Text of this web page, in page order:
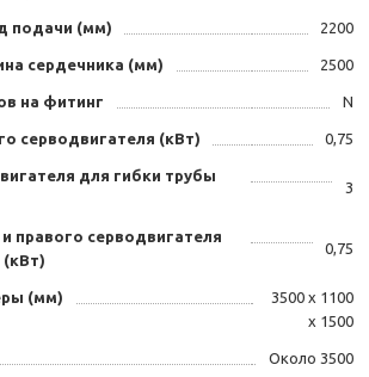
подачи (мм) 2200
сердечника (мм) 2500
на фитинг N
серводвигателя (кВт) 0,75
для гибки трубы
3
правого серводвигателя
0,75
(мм)
3500 х 1100
х 1500
Около 3500